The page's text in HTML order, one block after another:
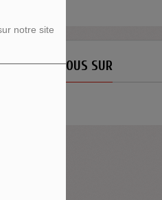
notre site
NOUS SUR